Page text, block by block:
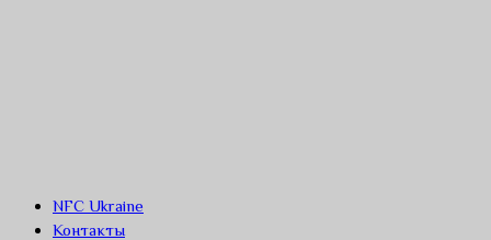
NFC Ukraine
Контакты